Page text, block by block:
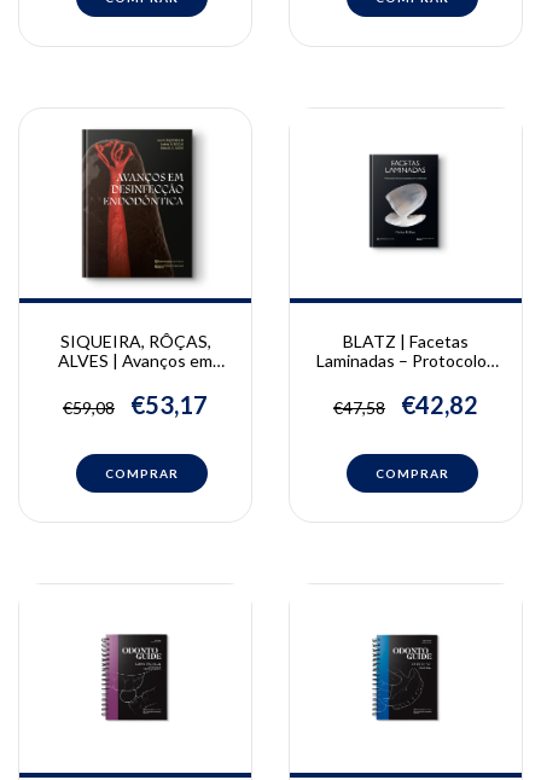
SIQUEIRA, RÔÇAS,
ALVES | Avanços em
| José F. Siqueira Jr,
Isabela N. Rôças, Flávio R.
€59,08 €53,17
BLATZ | Facetas
Laminadas – Protocolos
evidências | Markus B.
Blatz
€47,58 €42,82